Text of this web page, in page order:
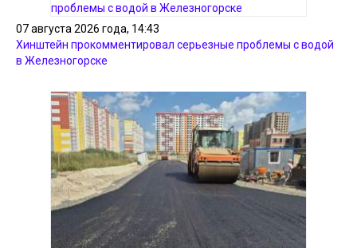
07 августа 2026 года, 14:43
Хинштейн прокомментировал серьезные проблемы с водой
в Железногорске